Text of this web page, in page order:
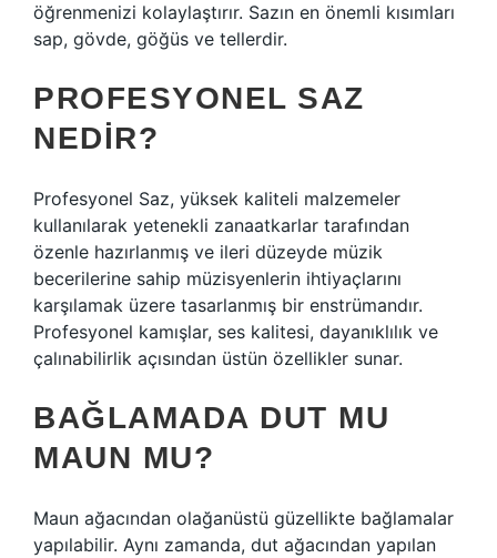
öğrenmenizi kolaylaştırır. Sazın en önemli kısımları
sap, gövde, göğüs ve tellerdir.
PROFESYONEL SAZ
NEDIR?
Profesyonel Saz, yüksek kaliteli malzemeler
kullanılarak yetenekli zanaatkarlar tarafından
özenle hazırlanmış ve ileri düzeyde müzik
becerilerine sahip müzisyenlerin ihtiyaçlarını
karşılamak üzere tasarlanmış bir enstrümandır.
Profesyonel kamışlar, ses kalitesi, dayanıklılık ve
çalınabilirlik açısından üstün özellikler sunar.
BAĞLAMADA DUT MU
MAUN MU?
Maun ağacından olağanüstü güzellikte bağlamalar
yapılabilir. Aynı zamanda, dut ağacından yapılan